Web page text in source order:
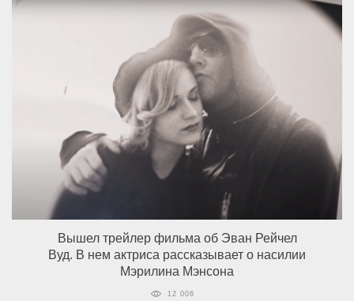
Вышел трейлер фильма об Эван Рейчел
Вуд. В нем актриса рассказывает о насилии
Мэрилина Мэнсона
12 006